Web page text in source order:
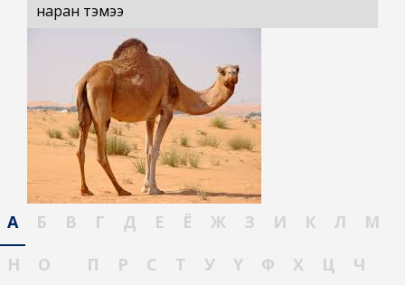
наран тэмээ
А Б В Г Д Е Ё Ж З И К Л
М
Н
О П Р С Т У Ү Ф Х Ц
Ч